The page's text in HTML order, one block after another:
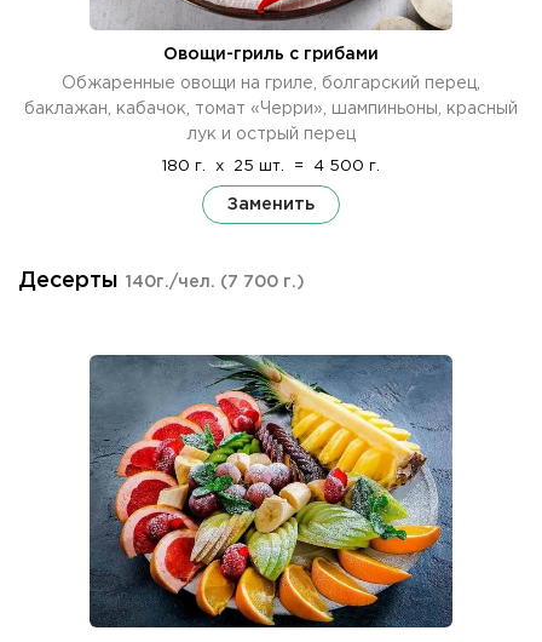
Овощи-гриль с грибами
Обжаренные овощи на гриле, болгарский перец,
баклажан, кабачок, томат «Черри», шампиньоны, красный
лук и острый перец
180 г. x 25 шт. = 4 500 г.
Заменить
Десерты 140г./чел. (7 700 г.)